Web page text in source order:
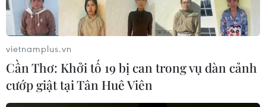
vietnamplus.vn
Cần Thơ: Khởi tố 19 bị can trong vụ dàn cảnh
cướp giật tại Tân Huê Viên